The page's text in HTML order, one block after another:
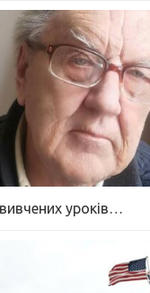
уроків…